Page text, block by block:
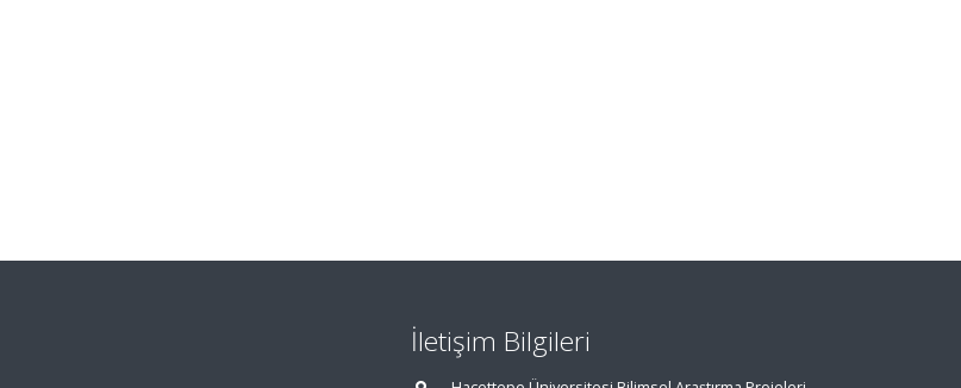
İletişim Bilgileri